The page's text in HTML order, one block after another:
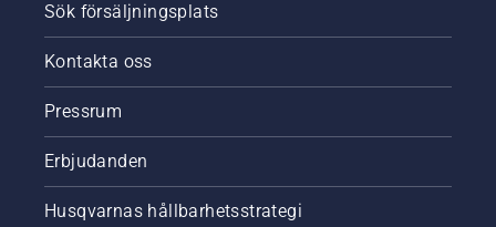
Sök försäljningsplats
Kontakta oss
Pressrum
Erbjudanden
Husqvarnas hållbarhetsstrategi